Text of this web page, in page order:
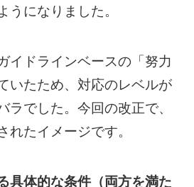
うになりました。
イドラインベースの「努力
いたため、対応のレベルが
ラでした。今回の改正で、
れたイメージです。
具体的な条件（両方を満た